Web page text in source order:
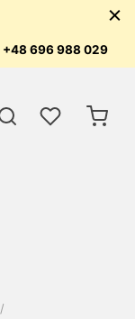
+48 696 988 029
/